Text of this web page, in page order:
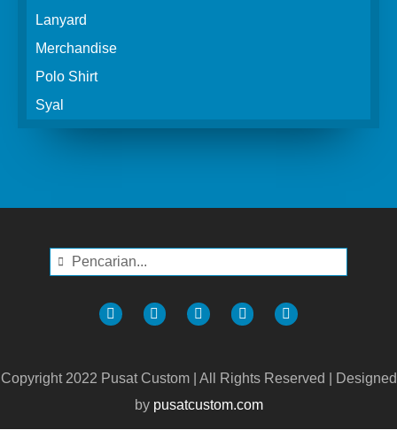
Lanyard
Merchandise
Polo Shirt
Syal
Copyright 2022 Pusat Custom | All Rights Reserved | Designed
by pusatcustom.com